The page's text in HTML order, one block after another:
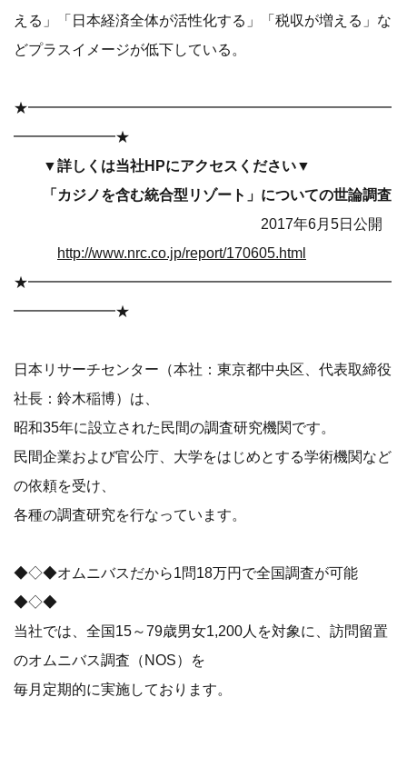
える」「日本経済全体が活性化する」「税収が増える」な
どプラスイメージが低下している。
★━━━━━━━━━━━━━━━━━━━━━━━━━
━━━━━━━★
▼詳しくは当社HPにアクセスください▼
「カジノを含む統合型リゾート」についての世論調査
2017年6月5日公開
http://www.nrc.co.jp/report/170605.html
★━━━━━━━━━━━━━━━━━━━━━━━━━
━━━━━━━★
日本リサーチセンター（本社：東京都中央区、代表取締役
社長：鈴木稲博）は、
昭和35年に設立された民間の調査研究機関です。
民間企業および官公庁、大学をはじめとする学術機関など
の依頼を受け、
各種の調査研究を行なっています。
◆◇◆オムニバスだから1問18万円で全国調査が可能
◆◇◆
当社では、全国15～79歳男女1,200人を対象に、訪問留置
のオムニバス調査（NOS）を
毎月定期的に実施しております。